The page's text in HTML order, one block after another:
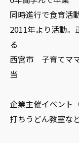
同時進行で食育活
2011年より活動。
る
西宮市 子育てマ
当
企業主催イベント
打ちうどん教室な